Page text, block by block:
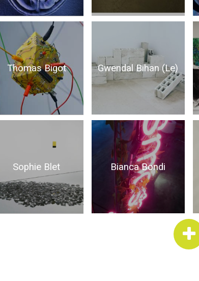
Thomas Bigot Gwendal Bihan (Le)
Sophie Blet Bianca Bondi